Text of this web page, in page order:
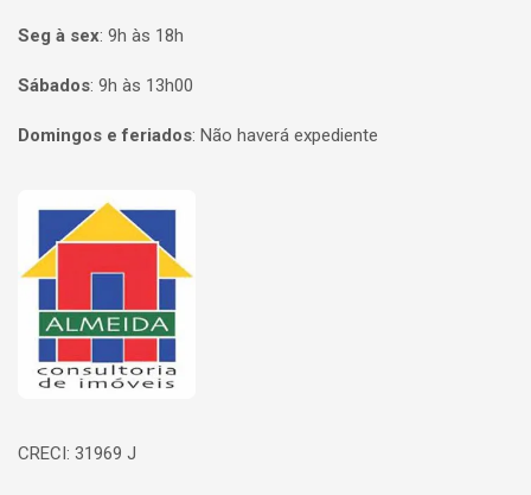
Seg à sex: 9h às 18h
Sábados: 9h às 13h00
Domingos e feriados: Não haverá expediente
Página inicial
CRECI: 31969 J